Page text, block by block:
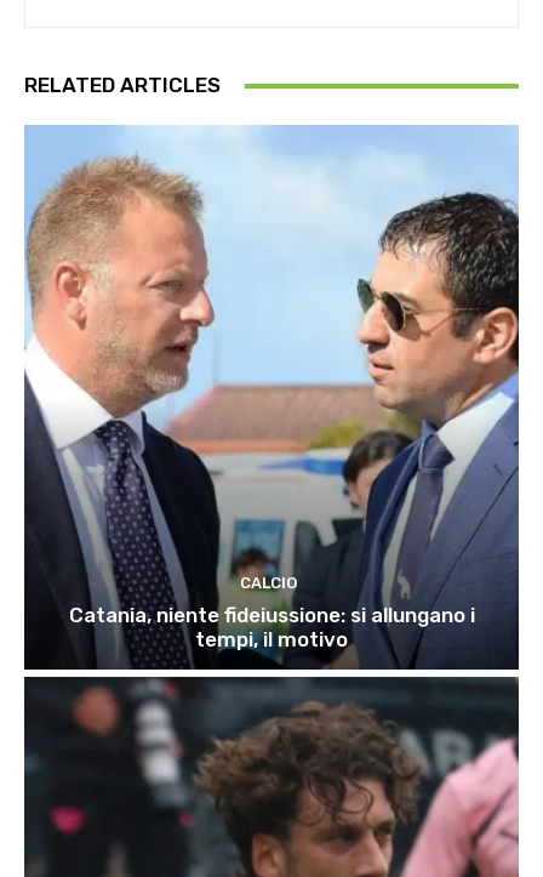
RELATED ARTICLES
CALCIO
Catania, niente fideiussione: si allungano i
tempi, il motivo